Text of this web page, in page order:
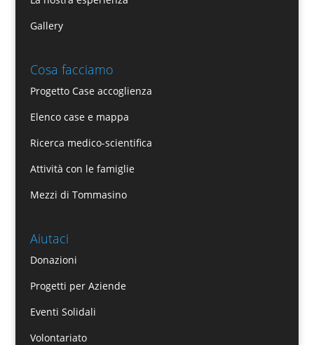
Gallery
Cosa facciamo
Progetto Case accoglienza
Elenco case e mappa
Ricerca medico-scientifica
Attività con le famiglie
Mezzi di Tommasino
Aiutaci
Donazioni
Progetti per Aziende
Eventi Solidali
Volontariato